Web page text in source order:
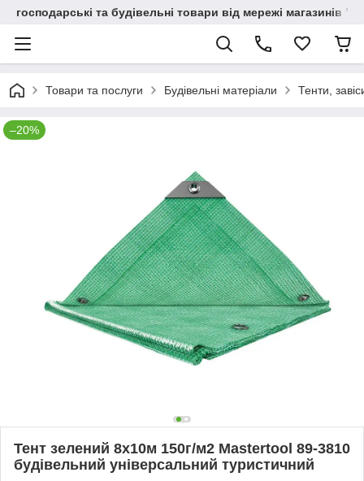
господарські та будівельні товари від мережі магазинів
Товари та послуги Будівельні матеріали Тенти,
–20%
Тент зелений 8х10м 150г/м2 Mastertool 89-3810
будівельний універсальний туристичний